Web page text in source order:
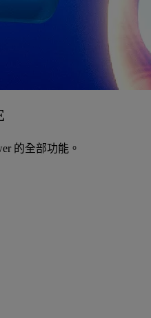
的全部功能。